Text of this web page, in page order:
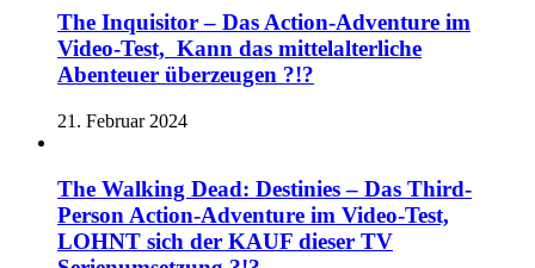
The Inquisitor – Das Action-Adventure im
Video-Test, Kann das mittelalterliche
Abenteuer überzeugen ?!?
21. Februar 2024
The Walking Dead: Destinies – Das Third-
Person Action-Adventure im Video-Test,
LOHNT sich der KAUF dieser TV